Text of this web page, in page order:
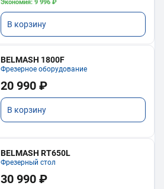
Экономия: 9 996 ₽
В корзину
BELMASH 1800F
Фрезерное оборудование
20 990 ₽
В корзину
BELMASH RT650L
Фрезерный стол
30 990 ₽